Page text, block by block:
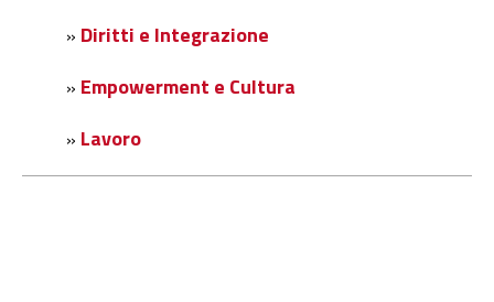
» Diritti e Integrazione
» Empowerment e Cultura
» Lavoro